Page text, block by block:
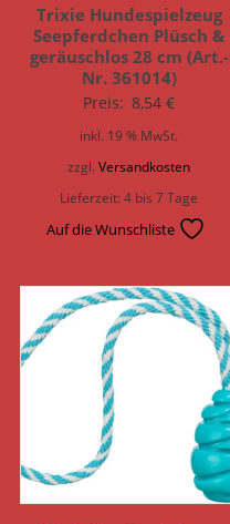
Trixie Hundespielzeug
Seepferdchen Plüsch &
geräuschlos 28 cm (Art.-
Nr. 361014)
Preis: 8,54€
inkl. 19 % MwSt.
zzgl.Versandkosten
Lieferzeit:4 bis 7 Tage
Auf die Wunschliste